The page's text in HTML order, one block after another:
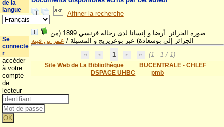
Affiner la recherche
صورة الجزائر: أرضا و إنسانا لدى رحالة فرنسي 1899 (من
الجزائر إلى بوسعادة) عبر بوعريريج و المسيلة / عمر بن قينه
1
(1 - 1 / 1)
Site Web de La Bibliothéque
BUCENTRALE - CHLEF
DSPACE UHBC
pmb
de la
langue
Se
connecte
r
accéder
à votre
compte
de
lecteur